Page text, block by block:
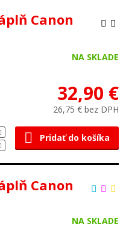
Canon
NA SKLADE
32,90 €
26,75 € bez DPH
Pridať do košíka
Canon
NA SKLADE